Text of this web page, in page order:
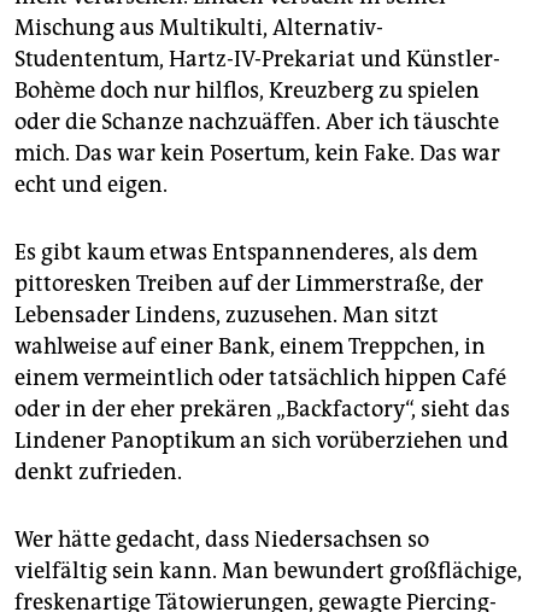
Mischung aus Multikulti, Alternativ-
Studententum, Hartz-IV-Prekariat und Künstler-
Bohème doch nur hilflos, Kreuzberg zu spielen
oder die Schanze nachzuäffen. Aber ich täuschte
mich. Das war kein Posertum, kein Fake. Das war
echt und eigen.
Es gibt kaum etwas Entspannenderes, als dem
pittoresken Treiben auf der Limmerstraße, der
Lebensader Lindens, zuzusehen. Man sitzt
wahlweise auf einer Bank, einem Treppchen, in
einem vermeintlich oder tatsächlich hippen Café
oder in der eher prekären „Backfactory“, sieht das
Lindener Panoptikum an sich vorüberziehen und
denkt zufrieden.
Wer hätte gedacht, dass Niedersachsen so
vielfältig sein kann. Man bewundert großflächige,
freskenartige Tätowierungen, gewagte Piercing-